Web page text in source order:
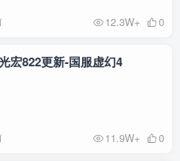
12.3W+ 0
宏822更新-国服虚幻4
11.9W+ 0